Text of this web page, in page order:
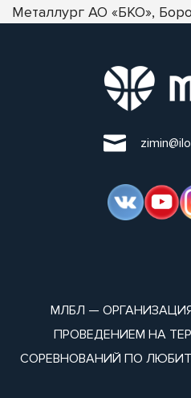
Металлург АО «БКО»,
МЛБЛ —
ПРОВЕДЕНИЕМ НА
СОРЕВНОВАНИЙ ПО